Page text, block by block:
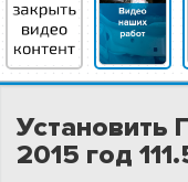
Установить
2015 год